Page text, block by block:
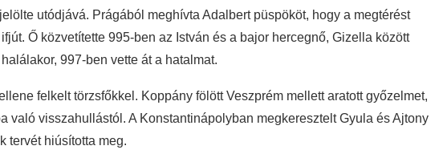
utódjává. Prágából meghívta Adalbert püspököt, hogy a megtérést
Ő közvetítette 995-ben az István és a bajor hercegnő, Gizella között
997-ben vette át a hatalmat.
felkelt törzsfőkkel. Koppány fölött Veszprém mellett aratott győzelmet,
való visszahullástól. A Konstantinápolyban megkeresztelt Gyula és Ajtony
tervét hiúsította meg.